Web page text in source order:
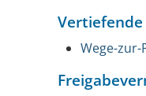
Wege-